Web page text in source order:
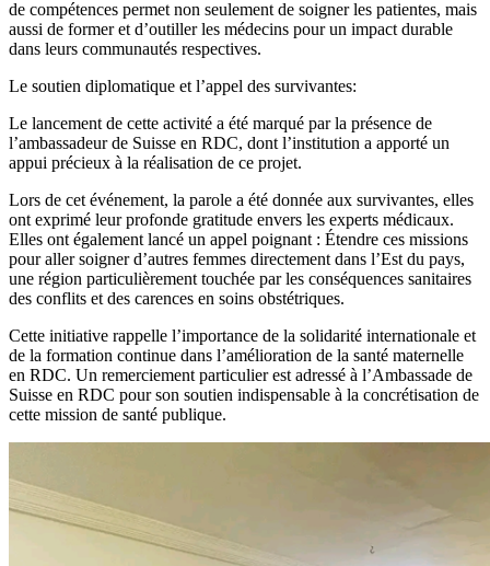
de compétences permet non seulement de soigner les patientes, mais
aussi de former et d’outiller les médecins pour un impact durable
dans leurs communautés respectives.
Le soutien diplomatique et l’appel des survivantes:
Le lancement de cette activité a été marqué par la présence de
l’ambassadeur de Suisse en RDC, dont l’institution a apporté un
appui précieux à la réalisation de ce projet.
Lors de cet événement, la parole a été donnée aux survivantes, elles
ont exprimé leur profonde gratitude envers les experts médicaux.
Elles ont également lancé un appel poignant : Étendre ces missions
pour aller soigner d’autres femmes directement dans l’Est du pays,
une région particulièrement touchée par les conséquences sanitaires
des conflits et des carences en soins obstétriques.
Cette initiative rappelle l’importance de la solidarité internationale et
de la formation continue dans l’amélioration de la santé maternelle
en RDC. Un remerciement particulier est adressé à l’Ambassade de
Suisse en RDC pour son soutien indispensable à la concrétisation de
cette mission de santé publique.